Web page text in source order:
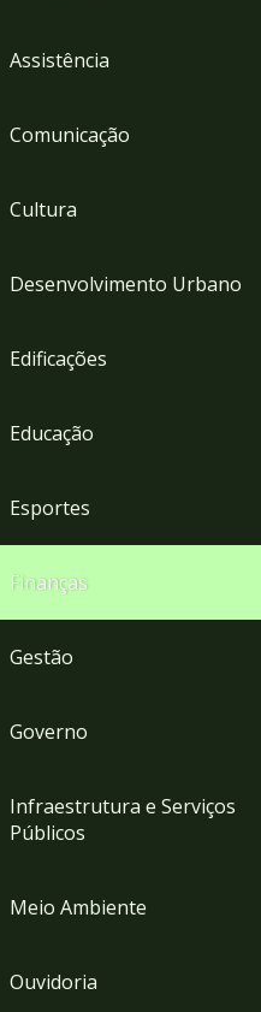
Assistência
Comunicação
Cultura
Desenvolvimento Urbano
Edificações
Educação
Esportes
Finanças
Gestão
Governo
Infraestrutura e Serviços
Públicos
Meio Ambiente
Ouvidoria